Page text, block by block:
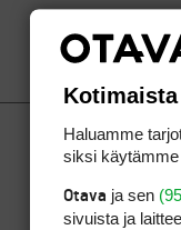
Haluamme
siksi käytämme
Otava ja sen
sivuista ja